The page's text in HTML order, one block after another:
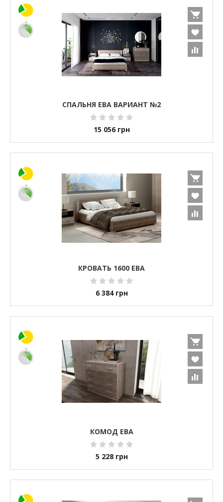
СПАЛЬНЯ ЕВА ВАРИАНТ №2
15 056 грн
КРОВАТЬ 1600 ЕВА
6 384 грн
КОМОД ЕВА
5 228 грн